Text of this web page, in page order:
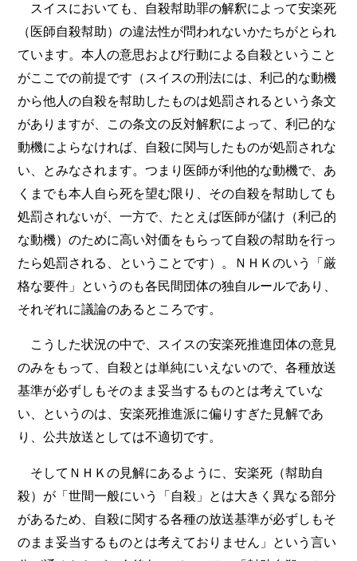
スイスにおいても、自殺幇助罪の解釈によって安楽死
（医師自殺幇助）の違法性が問われないかたちがとられ
ています。本人の意思および行動による自殺ということ
がここでの前提です（スイスの刑法には、利己的な動機
から他人の自殺を幇助したものは処罰されるという条文
がありますが、この条文の反対解釈によって、利己的な
動機によらなければ、自殺に関与したものが処罰されな
い、とみなされます。つまり医師が利他的な動機で、あ
くまでも本人自ら死を望む限り、その自殺を幇助しても
処罰されないが、一方で、たとえば医師が儲け（利己的
な動機）のために高い対価をもらって自殺の幇助を行っ
たら処罰される、ということです）。ＮＨＫのいう「厳
格な要件」というのも各民間団体の独自ルールであり、
それぞれに議論のあるところです。
こうした状況の中で、スイスの安楽死推進団体の意見
のみをもって、自殺とは単純にいえないので、各種放送
基準が必ずしもそのまま妥当するものとは考えていな
い、というのは、安楽死推進派に偏りすぎた見解であ
り、公共放送としては不適切です。
そしてＮＨＫの見解にあるように、安楽死（幇助自
殺）が「世間一般にいう「自殺」とは大きく異なる部分
があるため、自殺に関する各種の放送基準が必ずしもそ
のまま妥当するものとは考えておりません」という言い